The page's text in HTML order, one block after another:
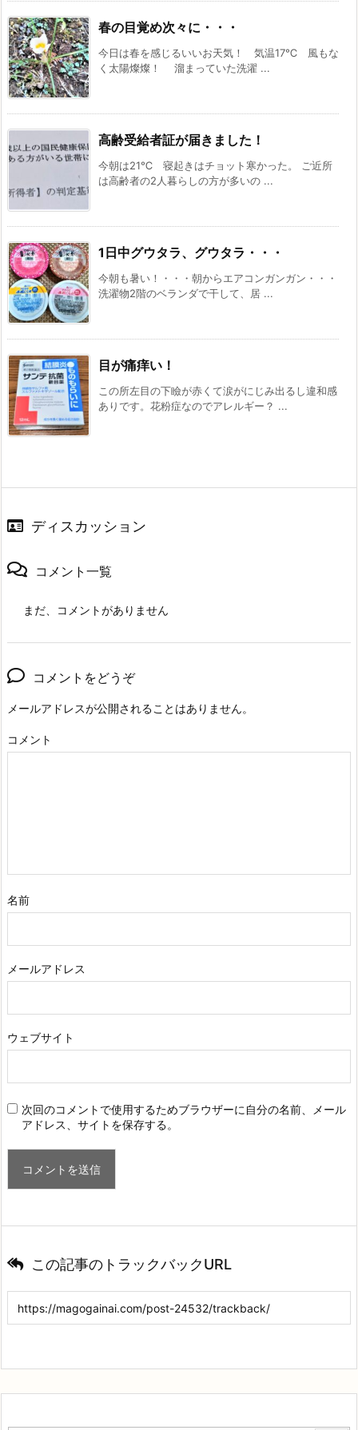
春の目覚め次々に・・・
今日は春を感じるいいお天気！ 気温17℃ 風もな
く太陽燦燦！ 溜まっていた洗濯 ...
高齢受給者証が届きました！
今朝は21℃ 寝起きはチョット寒かった。 ご近所
は高齢者の2人暮らしの方が多いの ...
1日中グウタラ、グウタラ・・・
今朝も暑い！・・・朝からエアコンガンガン・・・
洗濯物2階のベランダで干して、居 ...
目が痛痒い！
この所左目の下瞼が赤くて涙がにじみ出るし違和感
ありです。花粉症なのでアレルギー？ ...
ディスカッション
コメント一覧
まだ、コメントがありません
コメントをどうぞ
メールアドレスが公開されることはありません。
コメント
名前
メールアドレス
ウェブサイト
次回のコメントで使用するためブラウザーに自分の名前、メール
アドレス、サイトを保存する。
この記事のトラックバックURL